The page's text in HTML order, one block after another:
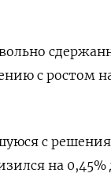
с ростом
с
на 0,45%